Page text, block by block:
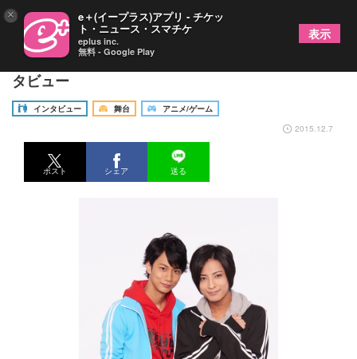
舞台『俺たち賞金稼ぎ団』斉藤秀翼、馬場良馬イン
タビュー
インタビュー 舞台
アニメ/ゲーム
2015.12.7
ポスト シェア 送る
× e＋(イープラス)アプリ - チケッ
ト・ニュース・スマチケ
eplus inc.
無料 - Google Play
表示